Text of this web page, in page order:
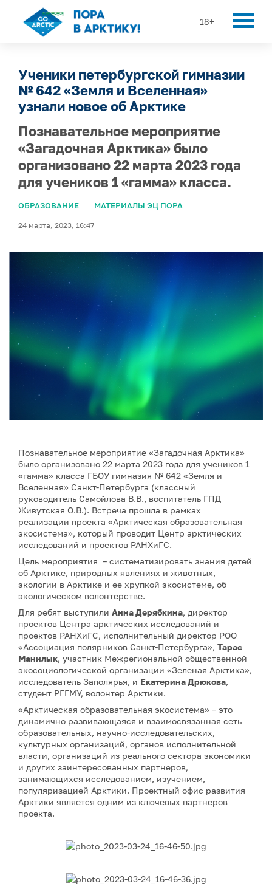
18+
Ученики петербургской гимназии
№ 642 «Земля и Вселенная»
узнали новое об Арктике
Познавательное мероприятие
«Загадочная Арктика» было
организовано 22 марта 2023 года
для учеников 1 «гамма» класса.
ОБРАЗОВАНИЕ МАТЕРИАЛЫ ЭЦ ПОРА
24 марта, 2023, 16:47
Познавательное мероприятие «Загадочная Арктика»
было организовано 22 марта 2023 года для учеников 1
«гамма» класса ГБОУ гимназия № 642 «Земля и
Вселенная» Санкт-Петербурга (классный
руководитель Самойлова В.В., воспитатель ГПД
Живутская О.В.). Встреча прошла в рамках
реализации проекта «Арктическая образовательная
экосистема», который проводит Центр арктических
исследований и проектов РАНХиГС.
Цель мероприятия – систематизировать знания детей
об Арктике, природных явлениях и животных,
экологии в Арктике и ее хрупкой экосистеме, об
экологическом волонтерстве.
Для ребят выступили Анна Дерябкина, директор
проектов Центра арктических исследований и
проектов РАНХиГС, исполнительный директор РОО
«Ассоциация полярников Санкт-Петербурга», Тарас
Манилык, участник Межрегиональной общественной
экосоциологической организации «Зеленая Арктика»,
исследователь Заполярья, и Екатерина Дрюкова,
студент РГГМУ, волонтер Арктики.
«Арктическая образовательная экосистема» – это
динамично развивающаяся и взаимосвязанная сеть
образовательных, научно-исследовательских,
культурных организаций, органов исполнительной
власти, организаций из реального сектора экономики
и других заинтересованных партнеров,
занимающихся исследованием, изучением,
популяризацией Арктики. Проектный офис развития
Арктики является одним из ключевых партнеров
проекта.